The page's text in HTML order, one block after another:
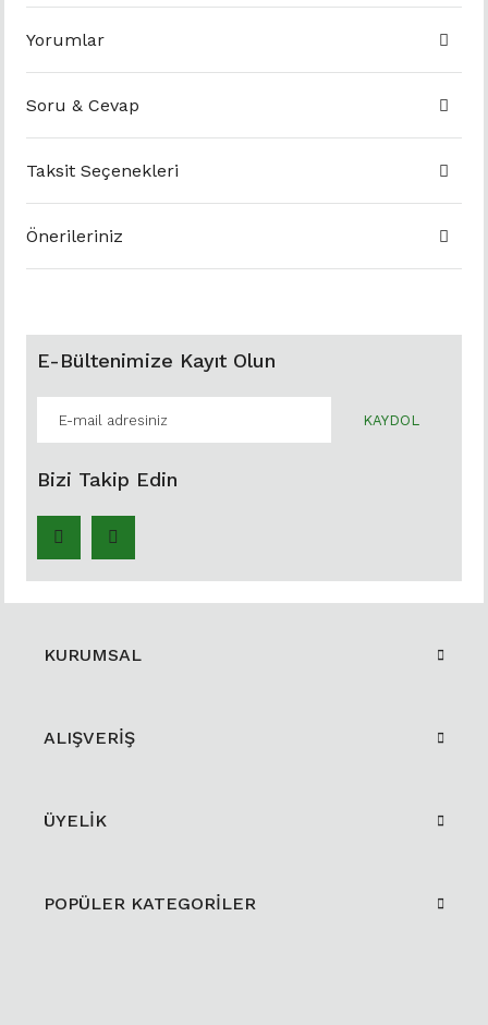
Yorumlar
Soru & Cevap
Taksit Seçenekleri
Önerileriniz
E-Bültenimize Kayıt Olun
KAYDOL
Bizi Takip Edin
KURUMSAL
ALIŞVERİŞ
ÜYELİK
POPÜLER KATEGORİLER